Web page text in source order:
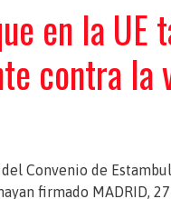
en la UE
contra la
Convenio de
firmado MADRID, 27